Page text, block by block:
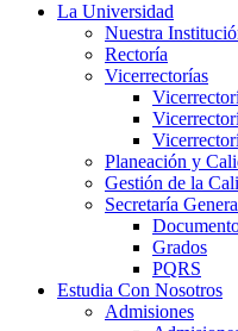
La Universidad
Nuestra
Rectoría
Vicerrectorías
Planeación y
Gestión de la
Secretaría
Grados
PQRS
Estudia Con Nosotros
Admisiones